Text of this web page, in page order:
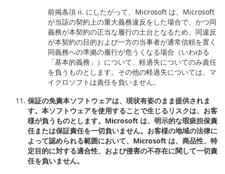
前掲条項 ii. にしたがって、Microsoft は、Microsoft
が当該の契約上の重大義務違反をした場合で、かつ同
義務が本契約の正当な履行の土台となるため、同違反
が本契約の目的および一方の当事者が通常信頼を置く
同義務への準拠の履行が危うくなる場合（いわゆる
「基本的義務」）について、軽過失についてのみ責任
を負うものとします。その他の軽過失については、マ
イクロソフトは責任を負いません。
保証の免責本ソフトウェアは、現状有姿のまま提供されま
す。本ソフトウェアを使用することで生じるリスクは、お客
様が負うものとします。Microsoft は、明示的な瑕疵担保責
任または保証責任を一切負いません。お客様の地域の法律に
よって認められる範囲において、Microsoft は、商品性、特
定目的に対する適合性、および侵害の不存在に関して一切責
任を負いません。